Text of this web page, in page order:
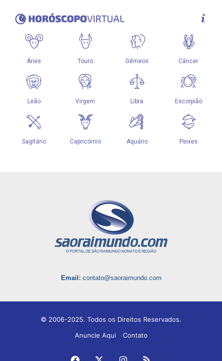
Email: contato@saoraimundo.com
© 2006-2025. Todos os Direitos Reservados.
Anuncie Aqui
Contato